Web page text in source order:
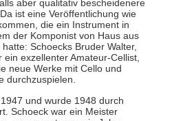
aber qualitativ bescheidenere
ist eine Veröffentlichung wie
die ein Instrument in
der Komponist von Haus aus
Schoecks Bruder Walter,
ein exzellenter Amateur-Cellist,
neue Werke mit Cello und
durchzuspielen.
und wurde 1948 durch
Schoeck war ein Meister